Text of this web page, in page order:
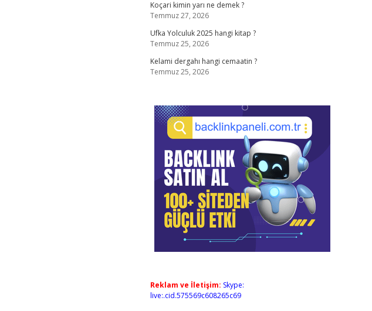
Koçari kimin yarı ne demek ?
Temmuz 27, 2026
Ufka Yolculuk 2025 hangi kitap ?
Temmuz 25, 2026
Kelami dergahı hangi cemaatin ?
Temmuz 25, 2026
Reklam ve İletişim: Skype:
live:.cid.575569c608265c69